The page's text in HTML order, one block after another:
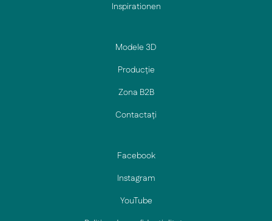
Inspirationen
Modele 3D
Producție
Zona B2B
Contactați
Facebook
Instagram
YouTube